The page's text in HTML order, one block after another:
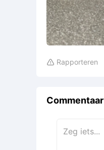
 Rapporteren
Commentaar